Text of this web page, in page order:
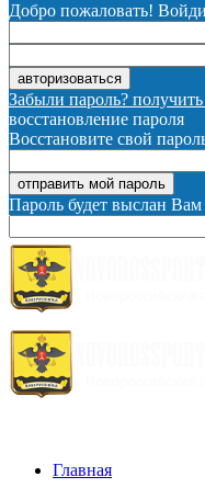
Добро пожаловать!
Забыли пароль?
восстановление пароля
Восстановите свой
Пароль будет выслан
Главная